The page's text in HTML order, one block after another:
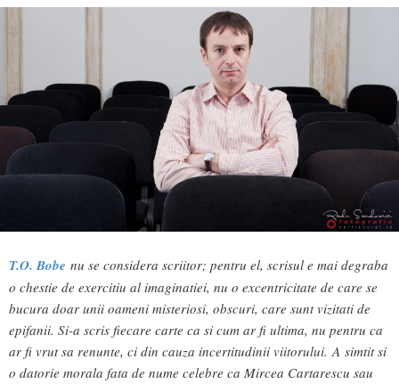
T.O. Bobe nu se considera scriitor; pentru el, scrisul e mai degraba
o chestie de exercitiu al imaginatiei, nu o excentricitate de care se
bucura doar unii oameni misteriosi, obscuri, care sunt vizitati de
epifanii. Si-a scris fiecare carte ca si cum ar fi ultima, nu pentru ca
ar fi vrut sa renunte, ci din cauza incertitudinii viitorului. A simtit si
o datorie morala fata de nume celebre ca Mircea Cartarescu sau